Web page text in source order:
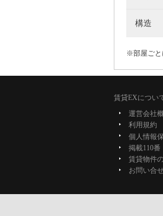
構造
※部屋ごと
賃貸EXについ
運営会社
利用規約
個人情報
掲載110番
賃貸物件
お問い合